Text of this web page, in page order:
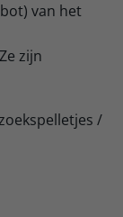
van het
zijn
/